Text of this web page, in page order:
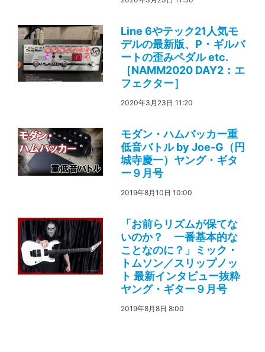
Line 6やテック21人気モ
デルの最新版、P・ギルバ
ートの歪みペダル etc.
［NAMM2020 DAY2：エ
フェクター］
2020年3月23日 11:20
モダン・ハムバッカー重
低音バトル by Joe-G（円
城寺慶一）ヤング・ギタ
ー９月号
2019年8月10日 10:00
「お前らリズムが保てな
いのか？ 一番基本的な
ことなのに？」ミック・
トムソン／スリップノッ
ト 最新インタビュー抜粋
ヤング・ギター９月号
2019年8月8日 8:00